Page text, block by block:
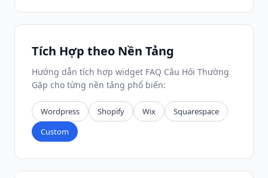
Tích Hợp theo Nền Tảng
Hướng dẫn tích hợp widget FAQ Câu Hỏi Thường
Gặp cho từng nền tảng phổ biến:
Wordpress Shopify Wix
Squarespace
Custom